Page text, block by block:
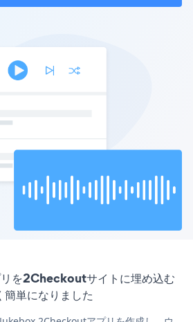
を2Checkoutサイトに埋め込む
簡単になりました